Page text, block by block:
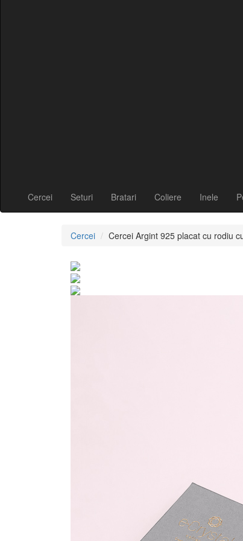
Cercei Seturi Bratari Coliere Inele
Cercei Cercei Argint 925 placat cu rodiu